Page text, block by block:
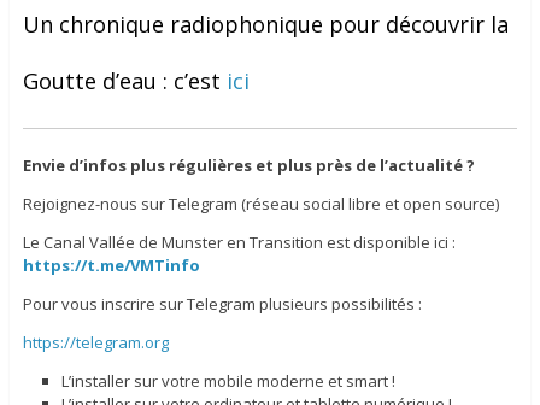
Un chronique radiophonique pour découvrir la
Goutte d’eau : c’est ici
Envie d’infos plus régulières et plus près de l’actualité ?
Rejoignez-nous sur Telegram (réseau social libre et open source)
Le Canal Vallée de Munster en Transition est disponible ici :
https://t.me/VMTinfo
Pour vous inscrire sur Telegram plusieurs possibilités :
https://telegram.org
L’installer sur votre mobile moderne et smart !